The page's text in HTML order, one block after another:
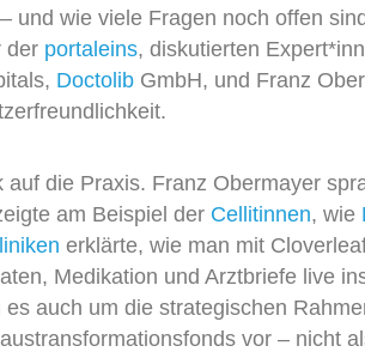
wie viele Fragen noch offen
der portaleins, diskutierten Expert*
Doctolib GmbH, und Franz
die Praxis. Franz Obermayer
am Beispiel der Cellitinnen, wie
erklärte, wie man mit
Medikation und Arztbriefe live
auch um die strategischen
vor – nicht